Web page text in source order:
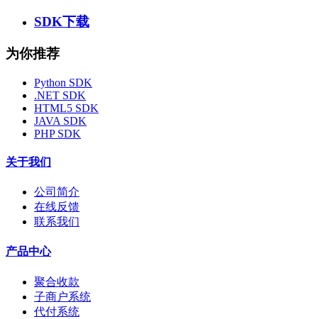
SDK下载
为你推荐
Python SDK
.NET SDK
HTML5 SDK
JAVA SDK
PHP SDK
关于我们
公司简介
在线反馈
联系我们
产品中心
聚合收款
子商户系统
代付系统